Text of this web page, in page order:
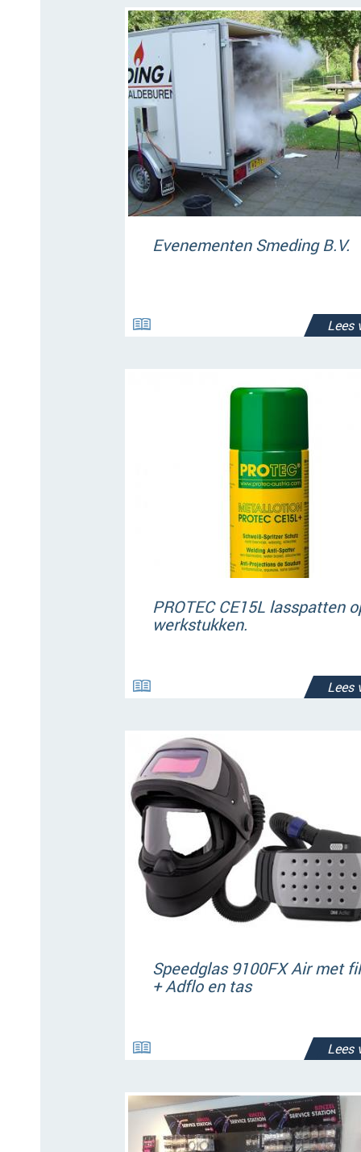
Evenementen Smeding B.V.
Lees
PROTEC CE15L lasspatten
werkstukken.
Lees
Speedglas 9100FX Air met
+ Adflo en tas
Lees